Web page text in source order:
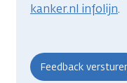
kanker.nl infolijn.